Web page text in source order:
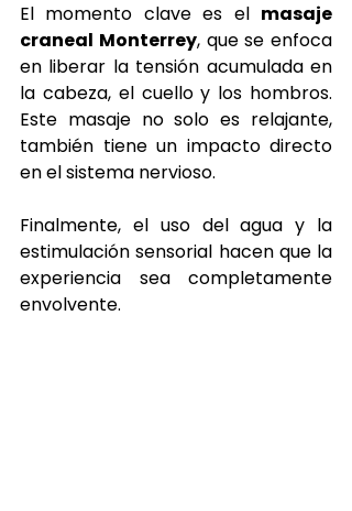
El momento clave es el masaje
craneal Monterrey, que se enfoca
en liberar la tensión acumulada en
la cabeza, el cuello y los hombros.
Este masaje no solo es relajante,
también tiene un impacto directo
en el sistema nervioso.
Finalmente, el uso del agua y la
estimulación sensorial hacen que la
experiencia sea completamente
envolvente.